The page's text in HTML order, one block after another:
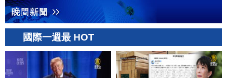
國際一週最 HOT